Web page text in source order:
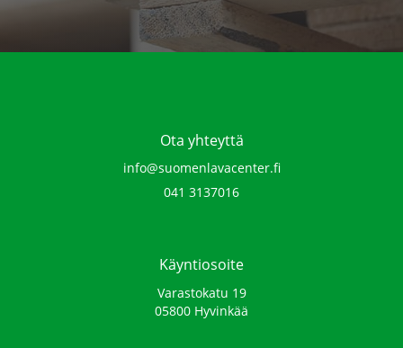
Ota yhteyttä
info@suomenlavacenter.fi
041 3137016‬
Käyntiosoite
Varastokatu 19
05800 Hyvinkää